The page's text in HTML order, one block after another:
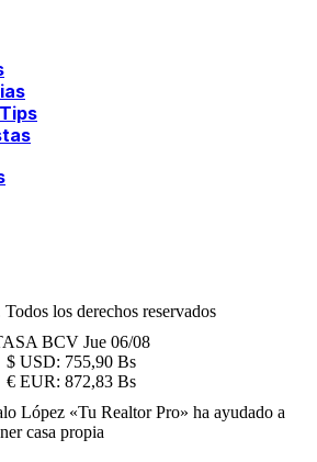
los derechos reservados
BCV Jue 06/08
$ USD: 755,90 Bs
€ EUR: 872,83 Bs
López «Tu Realtor Pro» ha ayudado a
casa propia